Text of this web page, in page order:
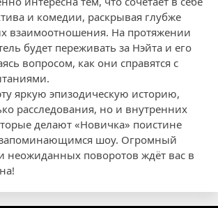
и комедии, раскрывая глубже
взаимоотношения. На протяжении
будет переживать за Нэйта и его
вопросом, как они справятся с
яркую эпизодическую историю,
расследования, но и внутренних
делают «Новичка» поистине
шоу. Огромный
неожиданных поворотов ждёт вас в